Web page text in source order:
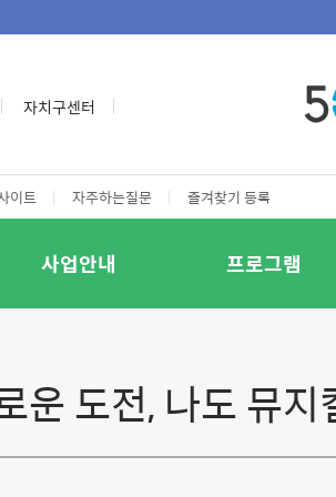
자치구센터
이트 | 자주하는질문 | 즐겨찾기 등록
사업안내 프로그램
운 도전, 나도 뮤지